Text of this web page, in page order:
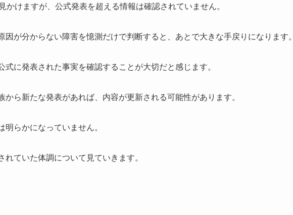
かけますが、公式発表を超える情報は確認されていません。
因が分からない障害を憶測だけで判断すると、あとで大きな手戻りになります。
式に発表された事実を確認することが大切だと感じます。
から新たな発表があれば、内容が更新される可能性があります。
らかになっていません。
れていた体調について見ていきます。